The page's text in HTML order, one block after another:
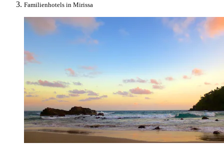
Familienhotels in Mirissa